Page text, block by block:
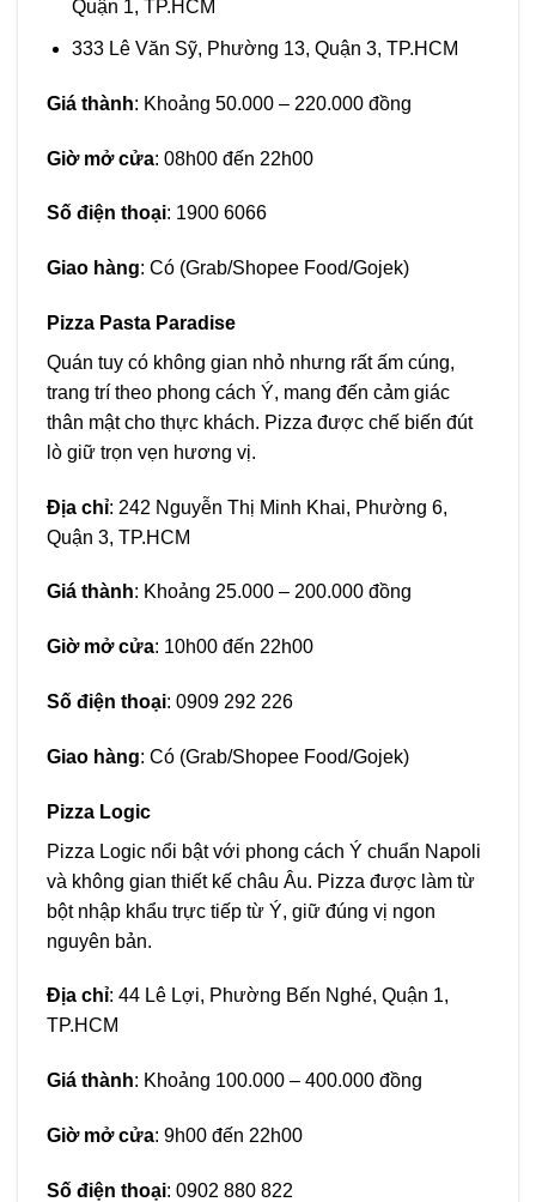
Quận 1, TP.HCM
333 Lê Văn Sỹ, Phường 13, Quận 3, TP.HCM
Giá thành: Khoảng 50.000 – 220.000 đồng
Giờ mở cửa: 08h00 đến 22h00
Số điện thoại: 1900 6066
Giao hàng: Có (Grab/Shopee Food/Gojek)
Pizza Pasta Paradise
Quán tuy có không gian nhỏ nhưng rất ấm cúng,
trang trí theo phong cách Ý, mang đến cảm giác
thân mật cho thực khách. Pizza được chế biến đút
lò giữ trọn vẹn hương vị.
Địa chỉ: 242 Nguyễn Thị Minh Khai, Phường 6,
Quận 3, TP.HCM
Giá thành: Khoảng 25.000 – 200.000 đồng
Giờ mở cửa: 10h00 đến 22h00
Số điện thoại: 0909 292 226
Giao hàng: Có (Grab/Shopee Food/Gojek)
Pizza Logic
Pizza Logic nổi bật với phong cách Ý chuẩn Napoli
và không gian thiết kế châu Âu. Pizza được làm từ
bột nhập khẩu trực tiếp từ Ý, giữ đúng vị ngon
nguyên bản.
Địa chỉ: 44 Lê Lợi, Phường Bến Nghé, Quận 1,
TP.HCM
Giá thành: Khoảng 100.000 – 400.000 đồng
Giờ mở cửa: 9h00 đến 22h00
Số điện thoại: 0902 880 822